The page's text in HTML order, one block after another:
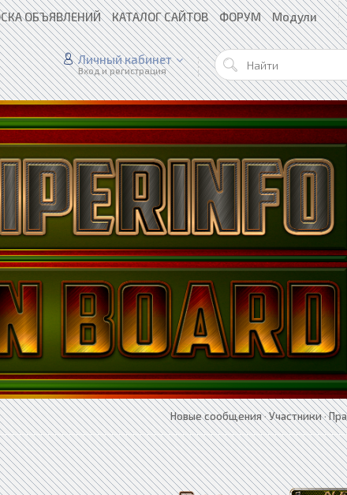
ОБЪЯВЛЕНИЙ КАТАЛОГ САЙТОВ ФОРУМ Модули
Личный кабинет
Вход и регистрация
Новые сообщения·Участники·